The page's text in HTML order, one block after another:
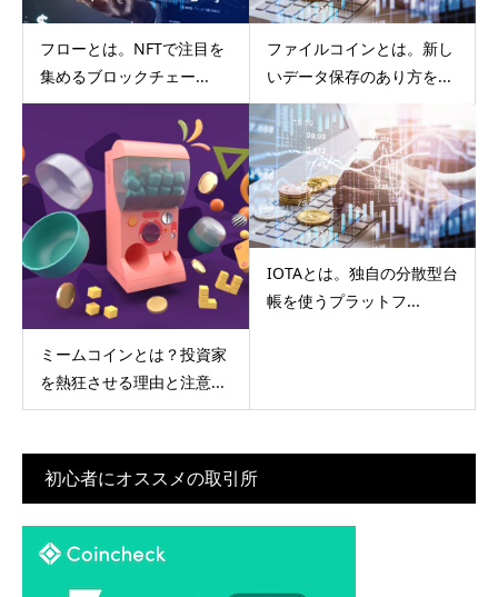
フローとは。NFTで注目を
集めるブロックチェー...
ファイルコインとは。新し
いデータ保存のあり方を...
ミームコインとは？投資家
を熱狂させる理由と注意...
IOTAとは。独自の分散型台
帳を使うプラットフ...
初心者にオススメの取引所